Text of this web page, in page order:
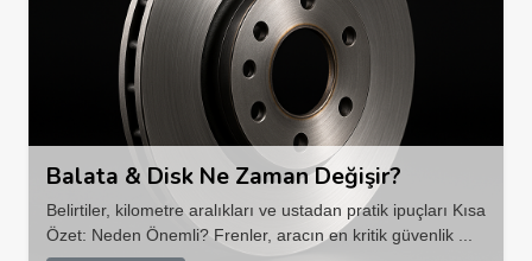
Balata & Disk Ne Zaman Değişir?
Belirtiler, kilometre aralıkları ve ustadan pratik ipuçları Kısa
Özet: Neden Önemli? Frenler, aracın en kritik güvenlik ...